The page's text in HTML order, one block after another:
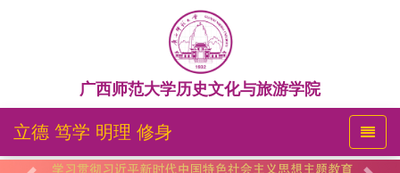
广西师范大学历史文化与旅游学院
立德 笃学 明理 修身